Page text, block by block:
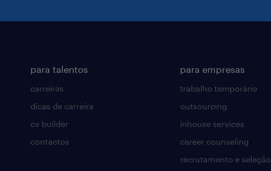
para talentos
carreiras
dicas de carreira
cv builder
contactos
para empresas
trabalho temporário
outsourcing
inhouse services
career counseling
recrutamento e seleção